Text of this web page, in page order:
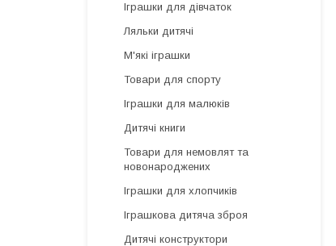
Іграшки для дівчаток
Ляльки дитячі
М'які іграшки
Товари для спорту
Іграшки для малюків
Дитячі книги
Товари для немовлят та
новонароджених
Іграшки для хлопчиків
Іграшкова дитяча зброя
Дитячі конструктори